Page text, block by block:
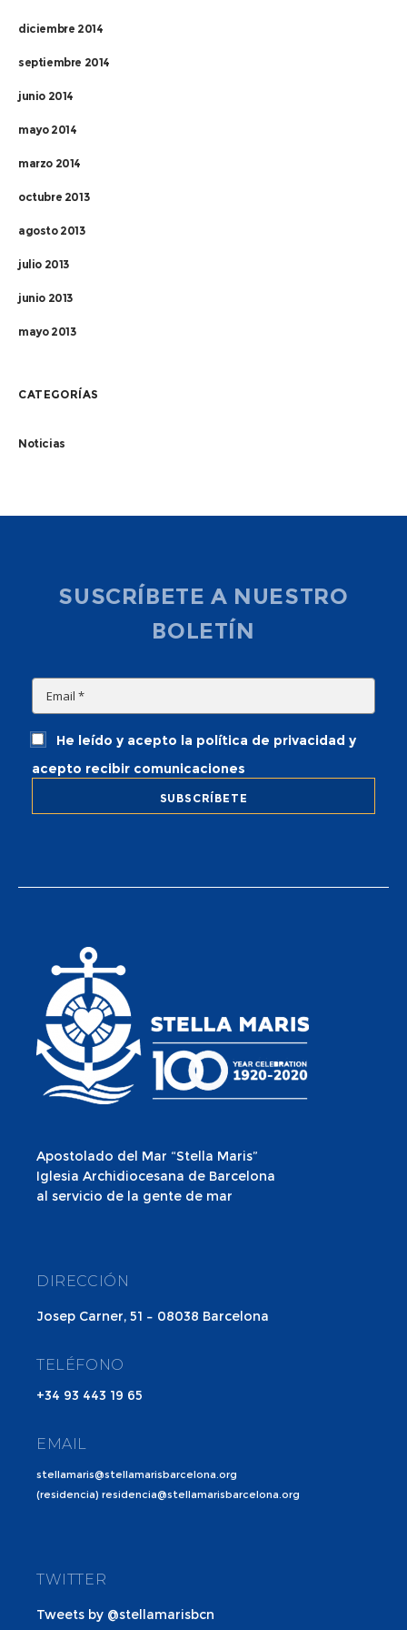
diciembre 2014
septiembre 2014
junio 2014
mayo 2014
marzo 2014
octubre 2013
agosto 2013
julio 2013
junio 2013
mayo 2013
CATEGORÍAS
Noticias
SUSCRÍBETE A NUESTRO
BOLETÍN
He leído y acepto la política de privacidad y
acepto recibir comunicaciones
Apostolado del Mar “Stella Maris”
Iglesia Archidiocesana de Barcelona
al servicio de la gente de mar
DIRECCIÓN
Josep Carner, 51 – 08038 Barcelona
TELÉFONO
+34 93 443 19 65
EMAIL
stellamaris@stellamarisbarcelona.org
(residencia) residencia@stellamarisbarcelona.org
TWITTER
Tweets by @stellamarisbcn